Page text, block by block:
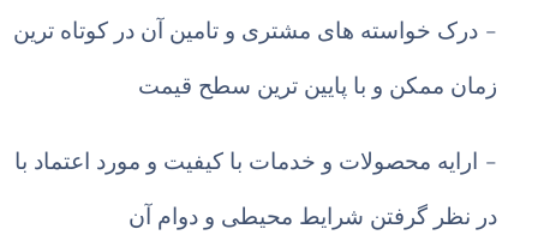
- درک خواسته های مشتری و تامین آن در کوتاه ترین
زمان ممکن و با پایین ترین سطح قیمت
- ارایه محصولات و خدمات با کیفیت و مورد اعتماد با
در نظر گرفتن شرایط محیطی و دوام آن